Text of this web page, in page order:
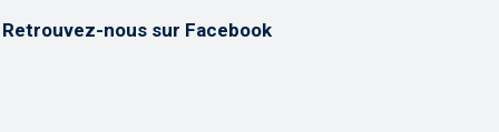
Retrouvez-nous sur Facebook